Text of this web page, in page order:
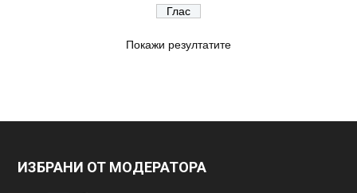
Покажи резултатите
ИЗБРАНИ ОТ МОДЕРАТОРА